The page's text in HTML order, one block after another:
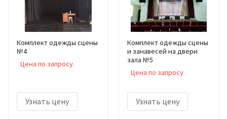
Комплект одежды сцены
№4
Цена по запросу
Узнать цену
Комплект одежды сцены
и занавесей на двери
зала №5
Цена по запросу
Узнать цену